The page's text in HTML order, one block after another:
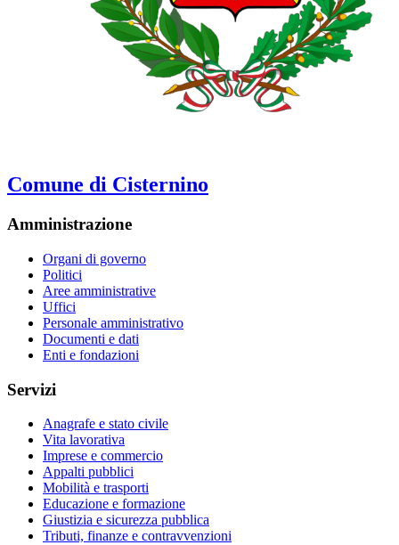
Comune di Cisternino
Amministrazione
Organi di governo
Politici
Aree amministrative
Uffici
Personale amministrativo
Documenti e dati
Enti e fondazioni
Servizi
Anagrafe e stato civile
Vita lavorativa
Imprese e commercio
Appalti pubblici
Mobilità e trasporti
Educazione e formazione
Giustizia e sicurezza pubblica
Tributi, finanze e contravvenzioni